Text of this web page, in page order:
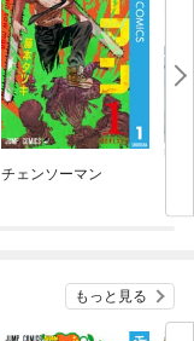
チェンソーマン
た
もっと見る